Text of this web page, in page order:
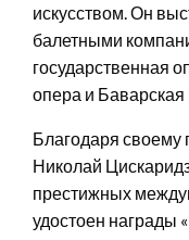
искусством. Он
балетными
государственная
опера и Баварская
Благодаря своему
Николай
престижных
удостоен награды